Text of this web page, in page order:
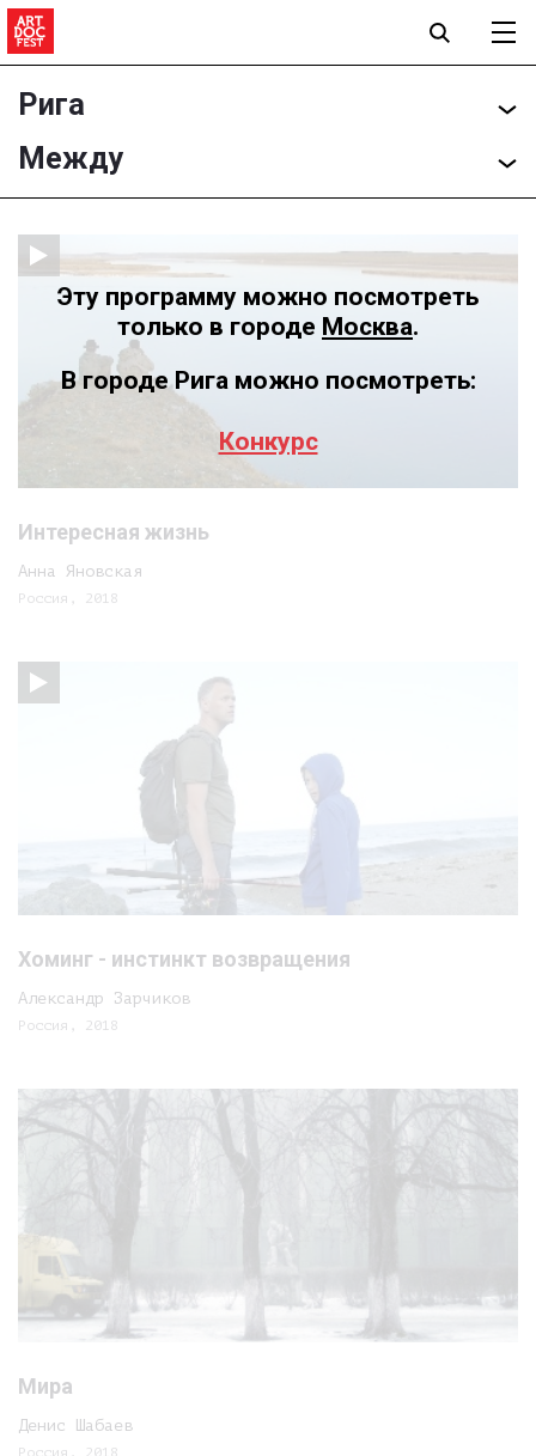
Рига
Между
Интересная жизнь
Анна Яновская
Россия, 2018
Хоминг - инстинкт возвращения
Александр Зарчиков
Россия, 2018
Мира
Денис Шабаев
Россия, 2018
Эту программу можно посмотреть
только в городе Москва.
В городе Рига можно посмотреть:
Конкурс